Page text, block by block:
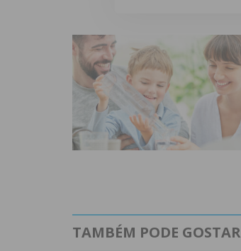
TAMBÉM PODE GOSTAR